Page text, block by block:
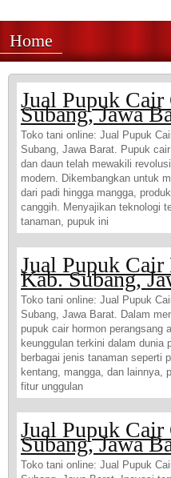
Home
Jual Pupuk
Subang, Jawa
Toko tani online: Jual Pupuk
Subang, Jawa Barat. Pupuk
dan daun telah mewakili
modern. Dikembangkan untuk
dari padi hingga mangga,
canggih. Menyajikan teknologi
tanaman, pupuk ini
Jual Pupuk
Kab. Subang,
Toko tani online: Jual Pupuk
Subang, Jawa Barat. Dalam
pupuk cair hormon perangsang
keunggulan terkini dalam dunia
berbagai jenis tanaman seperti
kentang, mangga, dan lainnya,
fitur unggulan
Jual Pupuk Cair
Subang, Jawa
Toko tani online: Jual Pupuk